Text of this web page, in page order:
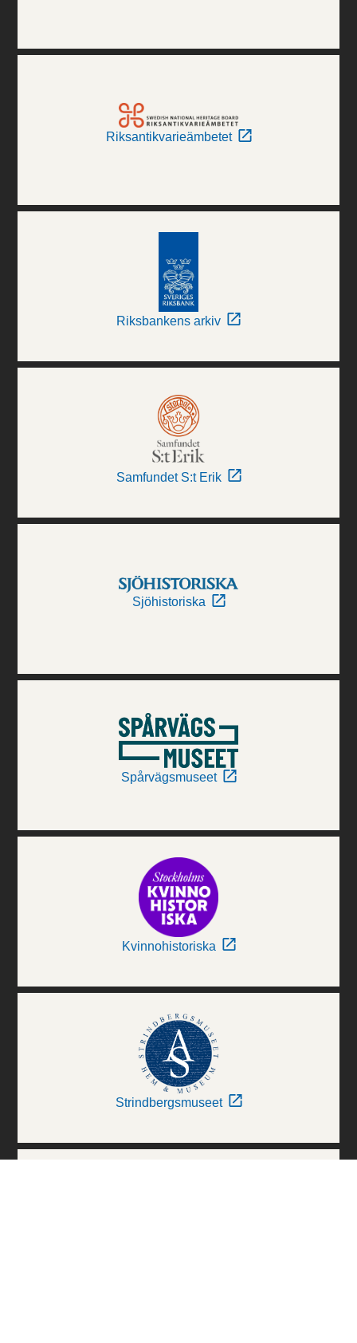
Riksantikvarieämbetet
Riksbankens arkiv
Samfundet S:t Erik
Sjöhistoriska
Spårvägsmuseet
Kvinnohistoriska
Strindbergsmuseet